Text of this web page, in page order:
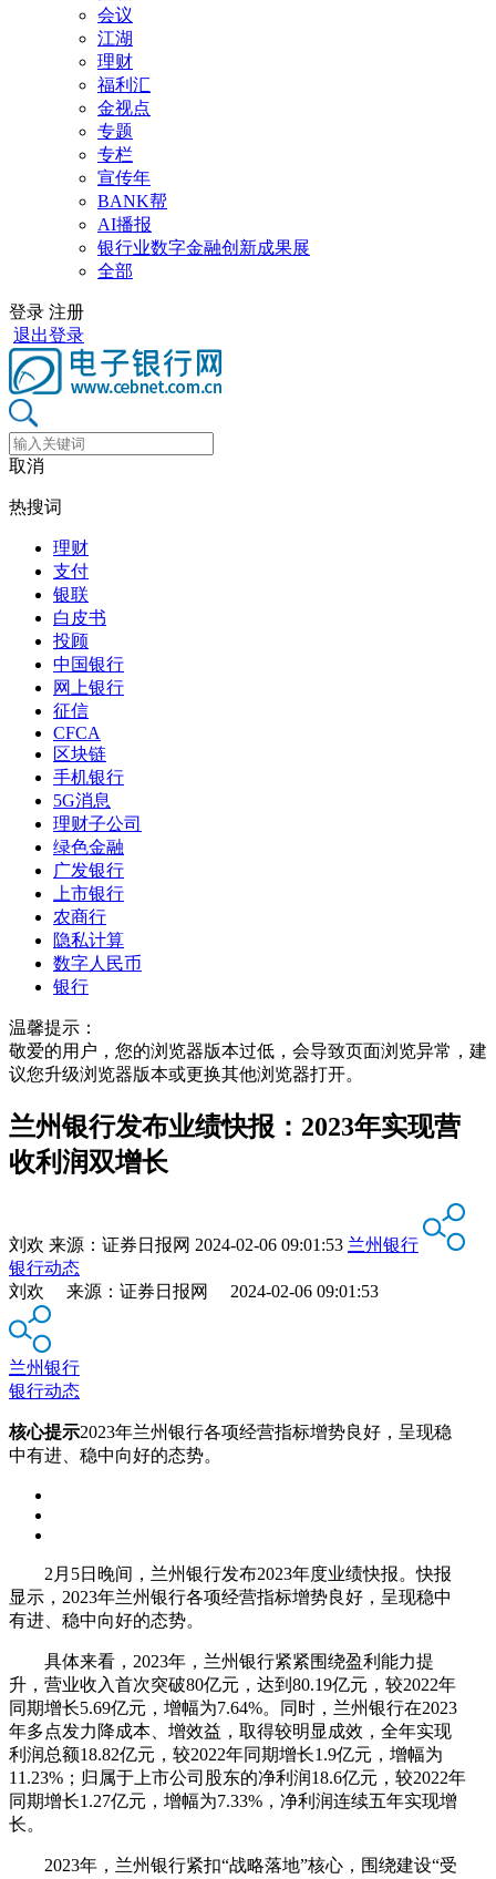
会议
江湖
理财
福利汇
金视点
专题
专栏
宣传年
BANK帮
AI播报
银行业数字金融创新成果展
全部
登录 注册
退出登录
取消
热搜词
理财
支付
银联
白皮书
投顾
中国银行
网上银行
征信
CFCA
区块链
手机银行
5G消息
理财子公司
绿色金融
广发银行
上市银行
农商行
隐私计算
数字人民币
银行
温馨提示：
敬爱的用户，您的浏览器版本过低，会导致页面浏览异常，建
议您升级浏览器版本或更换其他浏览器打开。
兰州银行发布业绩快报：2023年实现营
收利润双增长
刘欢 来源： 证券日报网 2024-02-06 09:01:53 兰州银行
银行动态
刘欢 来源：证券日报网 2024-02-06 09:01:53
兰州银行
银行动态
核心提示2023年兰州银行各项经营指标增势良好，呈现稳
中有进、稳中向好的态势。
2月5日晚间，兰州银行发布2023年度业绩快报。快报
显示，2023年兰州银行各项经营指标增势良好，呈现稳中
有进、稳中向好的态势。
具体来看，2023年，兰州银行紧紧围绕盈利能力提
升，营业收入首次突破80亿元，达到80.19亿元，较2022年
同期增长5.69亿元，增幅为7.64%。同时，兰州银行在2023
年多点发力降成本、增效益，取得较明显成效，全年实现
利润总额18.82亿元，较2022年同期增长1.9亿元，增幅为
11.23%；归属于上市公司股东的净利润18.6亿元，较2022年
同期增长1.27亿元，增幅为7.33%，净利润连续五年实现增
长。
2023年，兰州银行紧扣“战略落地”核心，围绕建设“受